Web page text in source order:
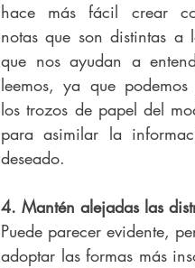
hace más fácil crear
notas que son distintas a
que nos ayudan a
leemos, ya que
los trozos de papel del
para asimilar la
deseado.
4. Mantén alejadas las
Puede parecer evidente,
adoptar las formas más